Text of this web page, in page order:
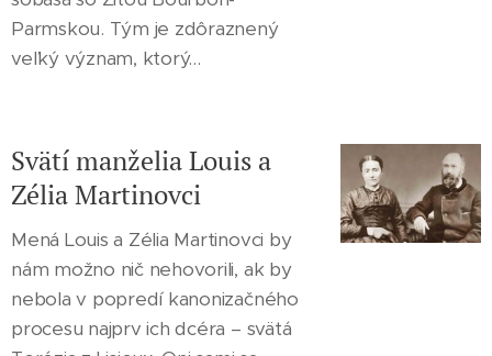
Parmskou. Tým je zdôraznený
veľký význam, ktorý...
Svätí manželia Louis a
Zélia Martinovci
Mená Louis a Zélia Martinovci by
nám možno nič nehovorili, ak by
nebola v popredí kanonizačného
procesu najprv ich dcéra – svätá